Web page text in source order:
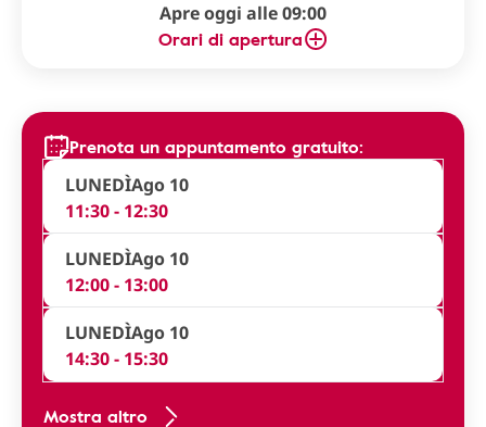
Apre oggi alle 09:00
Orari di apertura
Prenota un appuntamento gratuito:
LUNEDÌAgo 10
11:30 - 12:30
LUNEDÌAgo 10
12:00 - 13:00
LUNEDÌAgo 10
14:30 - 15:30
Mostra altro